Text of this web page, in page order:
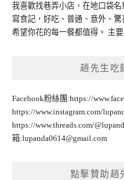
我喜歡找巷弄小店、在地口袋
寫食記，好吃、普通、意外、
希望你花的每一餐都值得。 主
趙先生吃
Facebook粉絲團:https://
https://www.instagram.com/
https://www.threads.com/
箱:lupanda0614@gmail.com
點擊贊助趙